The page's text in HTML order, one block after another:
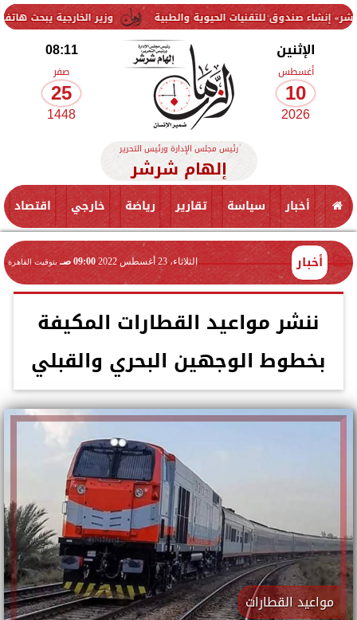
وزير الخارجية يبحث هاتفياً مع الممثل الحيوية والطبية
الإثنين
أغسطس
10
2026
08:11
صفر
25
1448
رئيس مجلس الإدارة ورئيس التحرير
إلهام شرشر
أخبار سياسة تقارير رياضة خارجي اقتصاد
أخبار الثلاثاء، 23 أغسطس 2022 09:00 صـ بتوقيت القاهرة
ننشر مواعيد القطارات المكيفة
بخطوط الوجهين البحري والقبلي
مواعيد القطارات